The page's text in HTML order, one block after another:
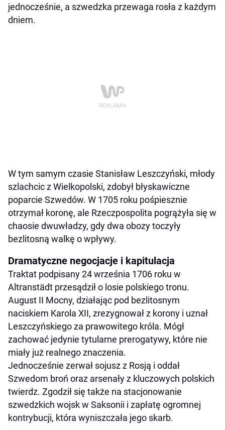
jednocześnie, a szwedzka przewaga rosła z każdym
dniem.
W tym samym czasie Stanisław Leszczyński, młody
szlachcic z Wielkopolski, zdobył błyskawiczne
poparcie Szwedów. W 1705 roku pośpiesznie
otrzymał koronę, ale Rzeczpospolita pogrążyła się w
chaosie dwuwładzy, gdy dwa obozy toczyły
bezlitosną walkę o wpływy.
Dramatyczne negocjacje i kapitulacja
Traktat podpisany 24 września 1706 roku w
Altranstädt przesądził o losie polskiego tronu.
August II Mocny, działając pod bezlitosnym
naciskiem Karola XII, zrezygnował z korony i uznał
Leszczyńskiego za prawowitego króla. Mógł
zachować jedynie tytularne prerogatywy, które nie
miały już realnego znaczenia.
Jednocześnie zerwał sojusz z Rosją i oddał
Szwedom broń oraz arsenały z kluczowych polskich
twierdz. Zgodził się także na stacjonowanie
szwedzkich wojsk w Saksonii i zapłatę ogromnej
kontrybucji, która wyniszczała jego skarb.